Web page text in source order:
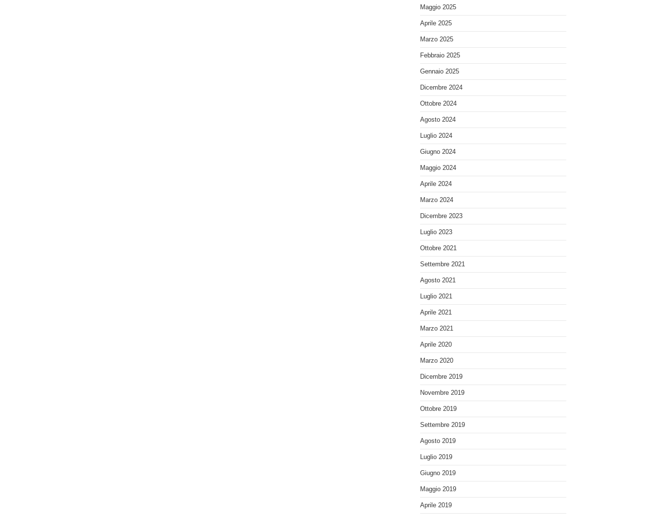
Maggio 2025
Aprile 2025
Marzo 2025
Febbraio 2025
Gennaio 2025
Dicembre 2024
Ottobre 2024
Agosto 2024
Luglio 2024
Giugno 2024
Maggio 2024
Aprile 2024
Marzo 2024
Dicembre 2023
Luglio 2023
Ottobre 2021
Settembre 2021
Agosto 2021
Luglio 2021
Aprile 2021
Marzo 2021
Aprile 2020
Marzo 2020
Dicembre 2019
Novembre 2019
Ottobre 2019
Settembre 2019
Agosto 2019
Luglio 2019
Giugno 2019
Maggio 2019
Aprile 2019